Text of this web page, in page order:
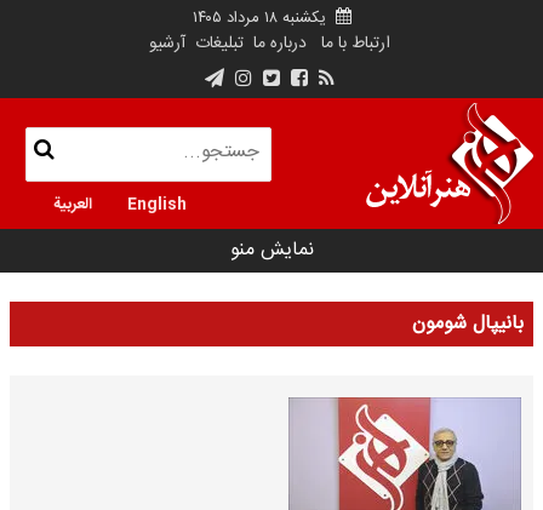
یکشنبه ۱۸ مرداد ۱۴۰۵
ارتباط با ما درباره ما تبلیغات آرشیو
English العربية
نمایش منو
بانیپال شومون